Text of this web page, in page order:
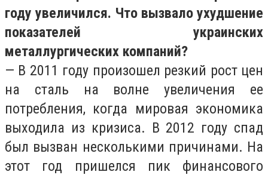
году увеличился. Что вызвало ухудшение
показателей украинских
металлургических компаний?
— В 2011 году произошел резкий рост цен
на сталь на волне увеличения ее
потребления, когда мировая экономика
выходила из кризиса. В 2012 году спад
был вызван несколькими причинами. На
этот год пришелся пик финансового